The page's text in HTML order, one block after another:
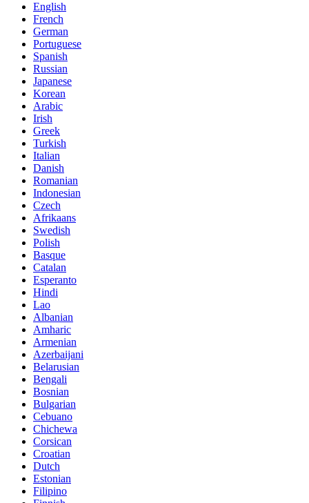
English
French
German
Portuguese
Spanish
Russian
Japanese
Korean
Arabic
Irish
Greek
Turkish
Italian
Danish
Romanian
Indonesian
Czech
Afrikaans
Swedish
Polish
Basque
Catalan
Esperanto
Hindi
Lao
Albanian
Amharic
Armenian
Azerbaijani
Belarusian
Bengali
Bosnian
Bulgarian
Cebuano
Chichewa
Corsican
Croatian
Dutch
Estonian
Filipino